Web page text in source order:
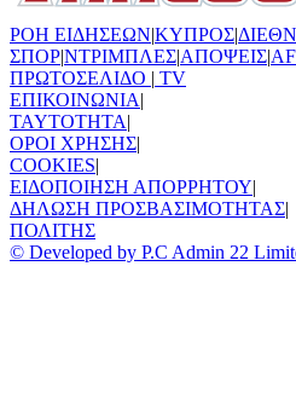
ΡΟΗ ΕΙΔΗΣΕΩΝ|ΚΥΠΡΟΣ|
ΣΠΟΡ|ΝΤΡΙΜΠΛΕΣ|ΑΠΟΨΕΙΣ|
ΠΡΩΤΟΣΕΛΙΔΟ | TV
ΕΠΙΚΟΙΝΩΝΙΑ|
TAYTOTHTA|
ΟΡΟΙ ΧΡΗΣΗΣ|
COOKIES|
ΕΙΔΟΠΟΙΗΣΗ ΑΠΟΡΡΗΤΟΥ|
ΔΗΛΩΣΗ ΠΡΟΣΒΑΣΙΜΟΤΗΤΑΣ|
ΠΟΛΙΤΗΣ
© Developed by P.C Admin 22